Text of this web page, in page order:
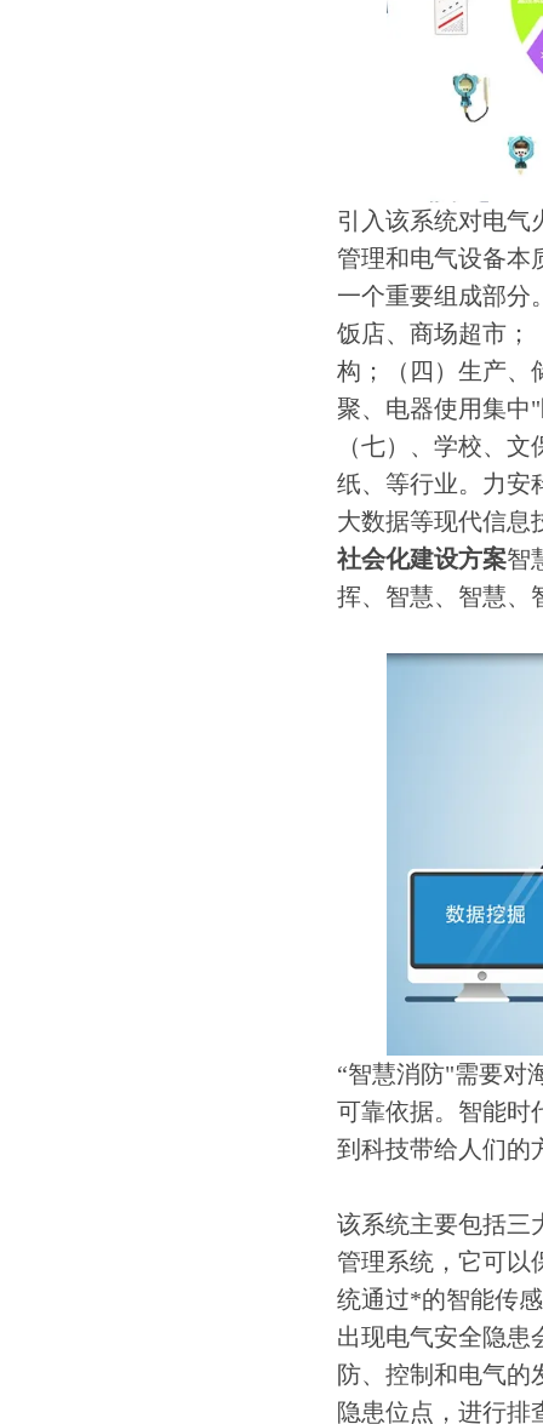
引入该系统对电气
管理和电气设备本
一个重要组成部分
饭店、商场超市；
构；（四）生产、
聚、电器使用集中
（七）、学校、
纸、等行业。力安
大数据等现代信息
社会化建设方案智
挥、智慧、智慧、
“智慧消防"需要对
可靠依据。智能时
到科技带给人们的
该系统主要包括三
管理系统，它可以
统通过*的智能传
出现电气安全隐患
防、控制和电气的
隐患位点，进行排